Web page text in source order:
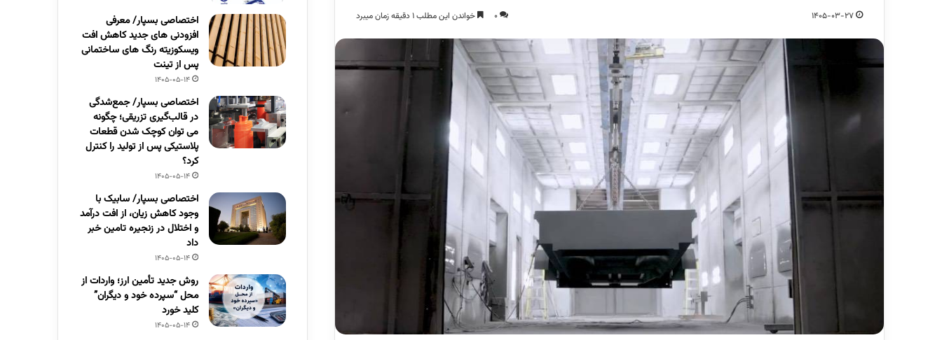
1405-03-27
0 خواندن این مطلب 1 دقیقه زمان میبرد
اختصاصی بسپار/ معرفی
افزودنی های جدید کاهش افت
ویسکوزیته رنگ های ساختمانی
پس از تینت
1405-05-14
اختصاصی بسپار/ جمع‌شدگی
در قالب‌گیری تزریقی؛ چگونه
می توان کوچک شدن قطعات
پلاستیکی پس از تولید را کنترل
کرد؟
1405-05-14
اختصاصی بسپار/ سابیک با
وجود کاهش زیان، از افت درآمد
و اختلال در زنجیره تامین خبر
داد
1405-05-14
روش جدید تأمین ارز؛ واردات از
محل “سپرده خود و دیگران”
کلید خورد
1405-05-14